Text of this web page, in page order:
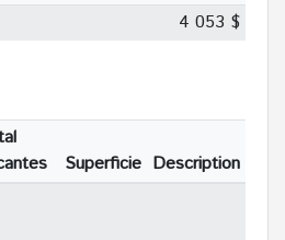
4 053 $
Superficie Description